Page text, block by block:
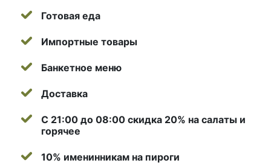
Готовая еда
Импортные товары
Банкетное меню
Доставка
С 21:00 до 08:00 скидка 20% на салаты и
горячее
10% именинникам на пироги